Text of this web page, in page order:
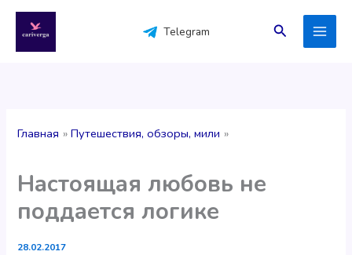
содержимому
Telegram Поиск
Главная Путешествия, обзоры, мили
Настоящая любовь не
поддается логике
28.02.2017